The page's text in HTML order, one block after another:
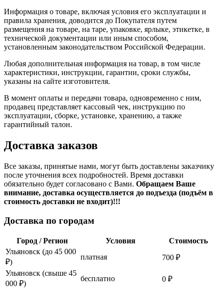
Информация о товаре, включая условия его эксплуатации и
правила хранения, доводится до Покупателя путем
размещения на товаре, на таре, упаковке, ярлыке, этикетке, в
технической документации или иным способом,
установленным законодательством Российской Федерации.
Любая дополнительная информация на товар, в том числе
характеристики, инструкции, гарантии, сроки службы,
указаны на сайте изготовителя.
В момент оплаты и передачи товара, одновременно с ним,
продавец представляет кассовый чек, инструкцию по
эксплуатации, сборке, установке, хранению, а также
гарантийный талон.
Доставка заказов
Все заказы, принятые нами, могут быть доставлены заказчику
после уточнения всех подробностей. Время доставки
обязательно будет согласовано с Вами. Обращаем Ваше
внимание, доставка осуществляется до подъезда (подъём в
стоимость доставки не входит)!!!
Доставка по городам
Город / Регион Условия
Стоимость
Ульяновск (до 45 000
₽)
платная
700 ₽
Ульяновск (свыше 45
000 ₽)
бесплатно
0 ₽